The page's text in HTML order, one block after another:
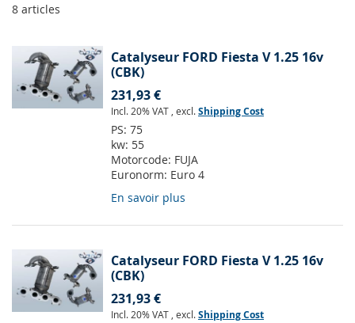
8 articles
Catalyseur FORD Fiesta V 1.25 16v
(CBK)
231,93 €
Incl. 20% VAT , excl.Shipping Cost
PS: 75
kw: 55
Motorcode: FUJA
Euronorm: Euro 4
En savoir plus
Catalyseur FORD Fiesta V 1.25 16v
(CBK)
231,93 €
Incl. 20% VAT , excl.Shipping Cost